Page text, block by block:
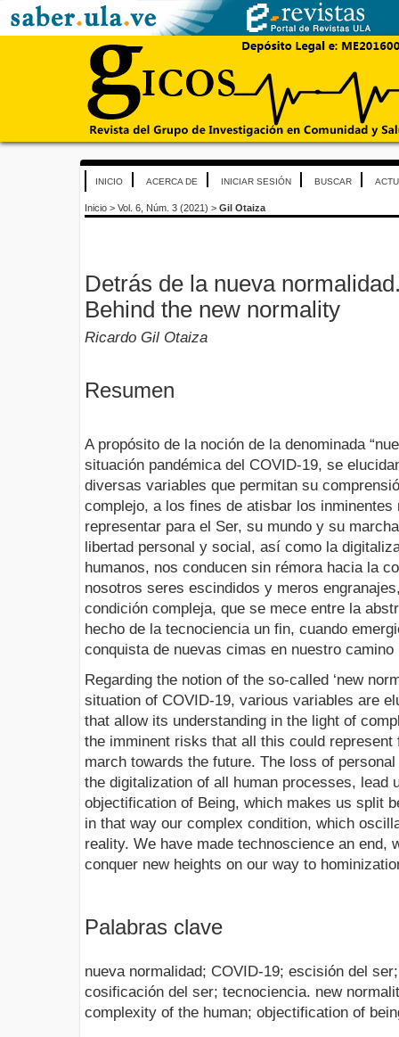
INICIO ACERCA DE INICIAR SESIÓN BUSCAR
Inicio > Vol. 6, Núm. 3 (2021) > Gil Otaiza
Detrás de la nueva
Behind the new normality
Ricardo Gil Otaiza
Resumen
A propósito de la noción de la denominada
situación pandémica del COVID-19, se
diversas variables que permitan su
complejo, a los fines de atisbar los
representar para el Ser, su mundo y su
libertad personal y social, así como la
humanos, nos conducen sin rémora hacia la
nosotros seres escindidos y meros
condición compleja, que se mece entre la
hecho de la tecnociencia un fin, cuando
conquista de nuevas cimas en nuestro
Regarding the notion of the so-called ‘new
situation of COVID-19, various variables are
that allow its understanding in the light of
the imminent risks that all this could
march towards the future. The loss of
the digitalization of all human processes, lead
objectification of Being, which makes us split
in that way our complex condition, which
reality. We have made technoscience an end,
conquer new heights on our way to
Palabras clave
nueva normalidad; COVID-19; escisión del
cosificación del ser; tecnociencia. new
complexity of the human; objectification of